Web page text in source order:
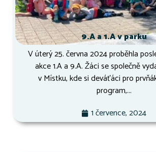
9.A a 1.A v parku
V úterý 25. června 2024 proběhla
akce 1.A a 9.A. Žáci se společně
v Místku, kde si deváťáci pro
program,...
1 července, 2024